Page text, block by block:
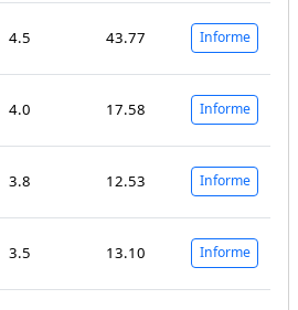
4.5 43.77 Informe
4.0 17.58 Informe
3.8 12.53 Informe
3.5 13.10 Informe